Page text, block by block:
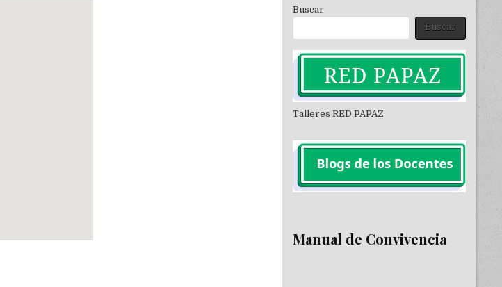
Buscar
Buscar
Talleres RED PAPAZ
Manual de Convivencia